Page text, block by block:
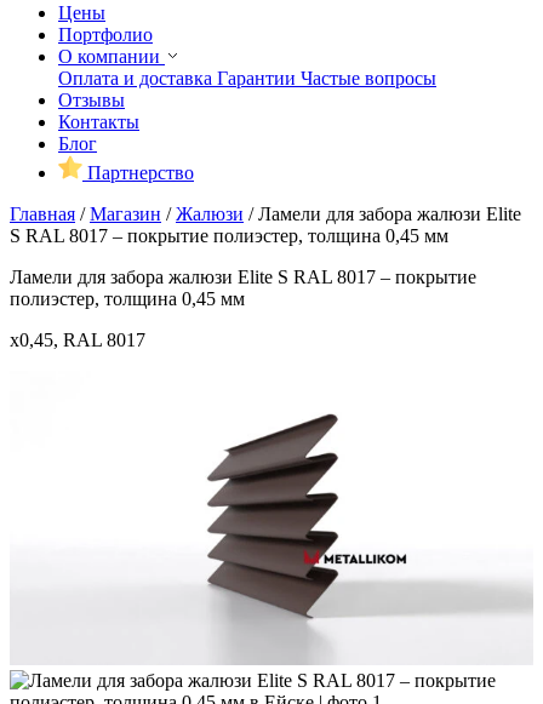
Цены
Портфолио
О компании
Оплата и доставка Гарантии Частые вопросы
Отзывы
Контакты
Блог
Партнерство
Главная /Магазин /Жалюзи /Ламели для забора жалюзи Elite
S RAL 8017 – покрытие полиэстер, толщина 0,45 мм
Ламели для забора жалюзи Elite S RAL 8017 – покрытие
полиэстер, толщина 0,45 мм
x0,45, RAL 8017